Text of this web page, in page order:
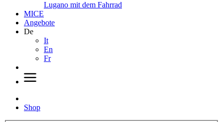
Lugano mit dem Fahrrad
MICE
Angebote
De
It
En
Fr
Shop